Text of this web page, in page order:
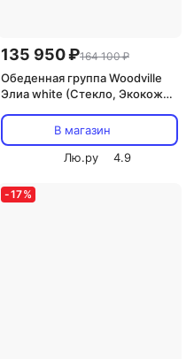
135 950 ₽164 100 ₽
Обеденная группа Woodville
Элиа white (Стекло, Экокожа)
В магазин
Лю.ру
4.9
-17%